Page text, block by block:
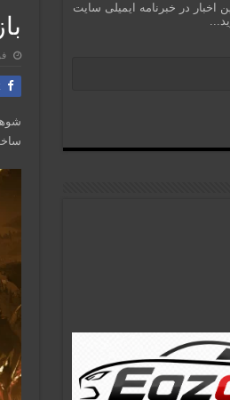
اخبار در خبرنامه ایمیلی سایت